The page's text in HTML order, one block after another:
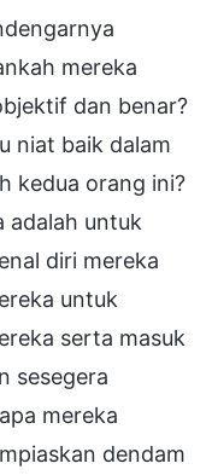
mereka
dan benar?
niat baik dalam
kedua orang ini?
adalah untuk
diri mereka
untuk
serta masuk
sesegera
mereka
dendam